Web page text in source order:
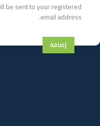
be sent to your registered
email address.